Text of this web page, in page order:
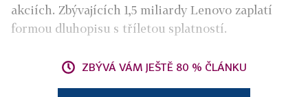
akciích. Zbývajících 1,5 miliardy Lenovo zaplatí
formou dluhopisu s tříletou splatností.
ZBÝVÁ VÁM JEŠTĚ 80 % ČLÁNKU